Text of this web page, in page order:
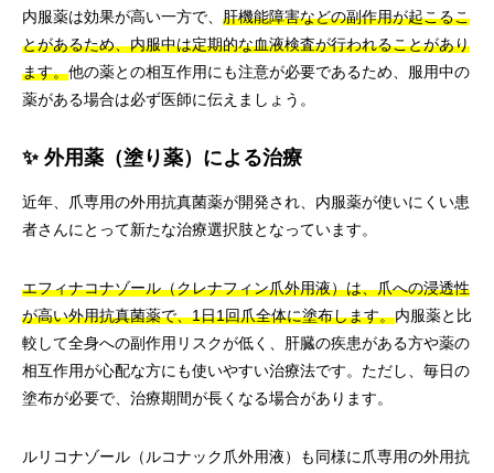
内服薬は効果が高い一方で、 肝機能障害などの副作用が起こるこ
とがあるため、内服中は定期的な血液検査が行われることがあり
ます。他の薬との相互作用にも注意が必要であるため、服用中の
薬がある場合は必ず医師に伝えましょう。
✨ 外用薬（塗り薬）による治療
近年、爪専用の外用抗真菌薬が開発され、内服薬が使いにくい患
者さんにとって新たな治療選択肢となっています。
エフィナコナゾール（クレナフィン爪外用液）は、爪への浸透性
が高い外用抗真菌薬で、1日1回爪全体に塗布します。内服薬と比
較して全身への副作用リスクが低く、肝臓の疾患がある方や薬の
相互作用が心配な方にも使いやすい治療法です。ただし、毎日の
塗布が必要で、治療期間が長くなる場合があります。
ルリコナゾール（ルコナック爪外用液）も同様に爪専用の外用抗